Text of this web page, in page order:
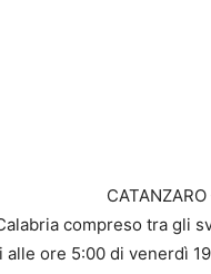
compreso tra gli
ore 5:00 di venerdì